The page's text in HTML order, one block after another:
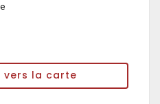
vers la carte